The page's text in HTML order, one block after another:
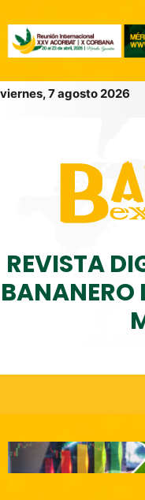
viernes, 7 agosto 2026
REVISTA
BANANERO